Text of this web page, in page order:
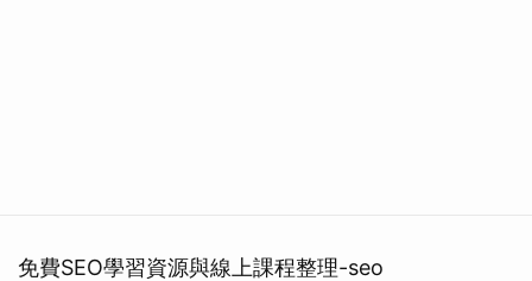
免費SEO學習資源與線上課程整理-seo